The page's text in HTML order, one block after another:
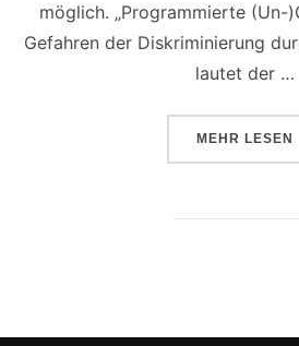
möglich. „Programmierte (Un-
Gefahren der Diskriminierung
lautet der …
MEHR ÜBER
LESEN